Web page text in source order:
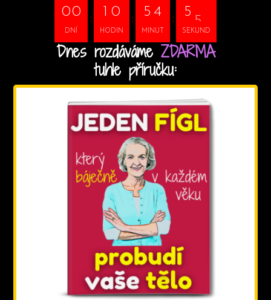
00
DNÍ
1 0
HODIN
5 4
MINUT
5
SEKUND
Dnes rozdáváme ZDARMA
tuhle příručku: